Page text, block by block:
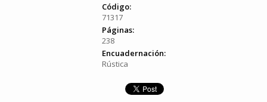
Código:
71317
Páginas:
238
Encuadernación:
Rústica